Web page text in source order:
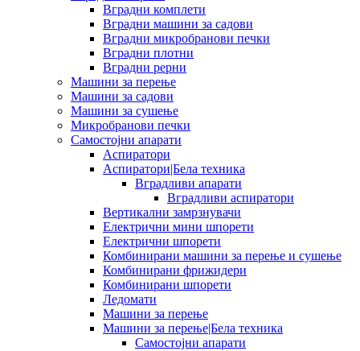
Вградни комплети
Вградни машини за садови
Вградни микробранови печки
Вградни плотни
Вградни рерни
Машини за перење
Машини за садови
Машини за сушење
Микробранови печки
Самостојни апарати
Аспиратори
Аспиратори|Бела техника
Вградливи апарати
Вградливи аспиратори
Вертикални замрзнувачи
Електрични мини шпорети
Електрични шпорети
Комбинирани машини за перење и сушење
Комбинирани фрижидери
Комбинирани шпорети
Ледомати
Машини за перење
Машини за перење|Бела техника
Самостојни апарати